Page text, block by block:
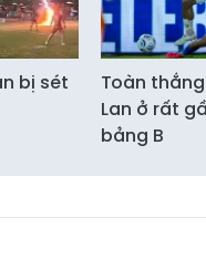
bị sét
Toàn
Lan ở rất
bảng B